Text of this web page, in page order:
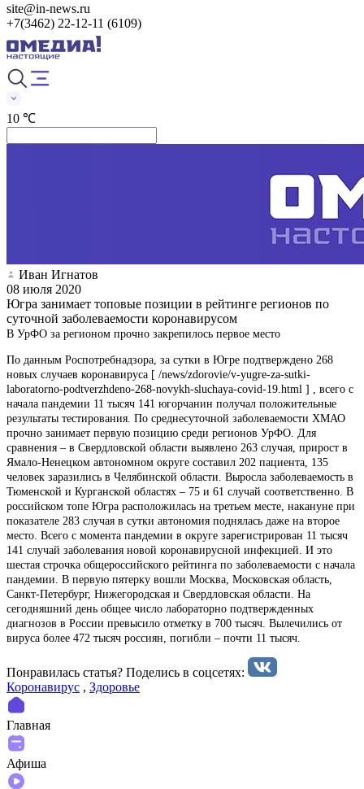
site@in-news.ru
+7(3462) 22-12-11 (6109)
10 ℃
Иван Игнатов
08 июля 2020
Югра занимает топовые позиции в рейтинге регионов по
суточной заболеваемости коронавирусом
В УрФО за регионом прочно закрепилось первое место
По данным Роспотребнадзора, за сутки в Югре подтверждено 268
новых случаев коронавируса [ /news/zdorovie/v-yugre-za-sutki-
laboratorno-podtverzhdeno-268-novykh-sluchaya-covid-19.html ] , всего с
начала пандемии 11 тысяч 141 югорчанин получал положительные
результаты тестирования. По среднесуточной заболеваемости ХМАО
прочно занимает первую позицию среди регионов УрФО. Для
сравнения – в Свердловской области выявлено 263 случая, прирост в
Ямало-Ненецком автономном округе составил 202 пациента, 135
человек заразились в Челябинской области. Выросла заболеваемость в
Тюменской и Курганской областях – 75 и 61 случай соответственно. В
российском топе Югра расположилась на третьем месте, накануне при
показателе 283 случая в сутки автономия поднялась даже на второе
место. Всего с момента пандемии в округе зарегистрирован 11 тысяч
141 случай заболевания новой коронавирусной инфекцией. И это
шестая строчка общероссийского рейтинга по заболеваемости с начала
пандемии. В первую пятерку вошли Москва, Московская область,
Санкт-Петербург, Нижегородская и Свердловская области. На
сегодняшний день общее число лабораторно подтвержденных
диагнозов в России превысило отметку в 700 тысяч. Вылечились от
вируса более 472 тысяч россиян, погибли – почти 11 тысяч.
Понравилась статья? Поделиcь в соцсетях:
Коронавирус , Здоровье
Главная
Афиша